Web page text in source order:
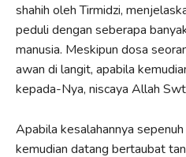
shahih oleh Tirmidzi,
peduli dengan seberapa
manusia. Meskipun dosa
awan di langit, apabila
kepada-Nya, niscaya Allah
Apabila kesalahannya
kemudian datang bertaubat